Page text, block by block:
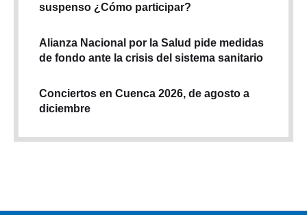
suspenso ¿Cómo participar?
Alianza Nacional por la Salud pide medidas
de fondo ante la crisis del sistema sanitario
Conciertos en Cuenca 2026, de agosto a
diciembre